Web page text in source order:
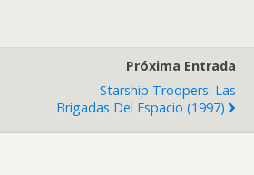
Próxima Entrada
Starship Troopers: Las
Brigadas Del Espacio (1997)